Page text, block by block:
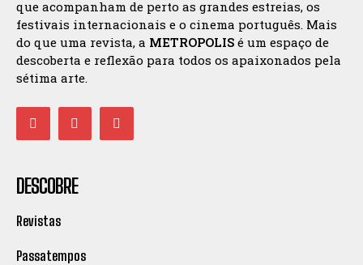
que acompanham de perto as grandes estreias, os
festivais internacionais e o cinema português. Mais
do que uma revista, a METROPOLIS é um espaço de
descoberta e reflexão para todos os apaixonados pela
sétima arte.
DESCOBRE
Revistas
Passatempos